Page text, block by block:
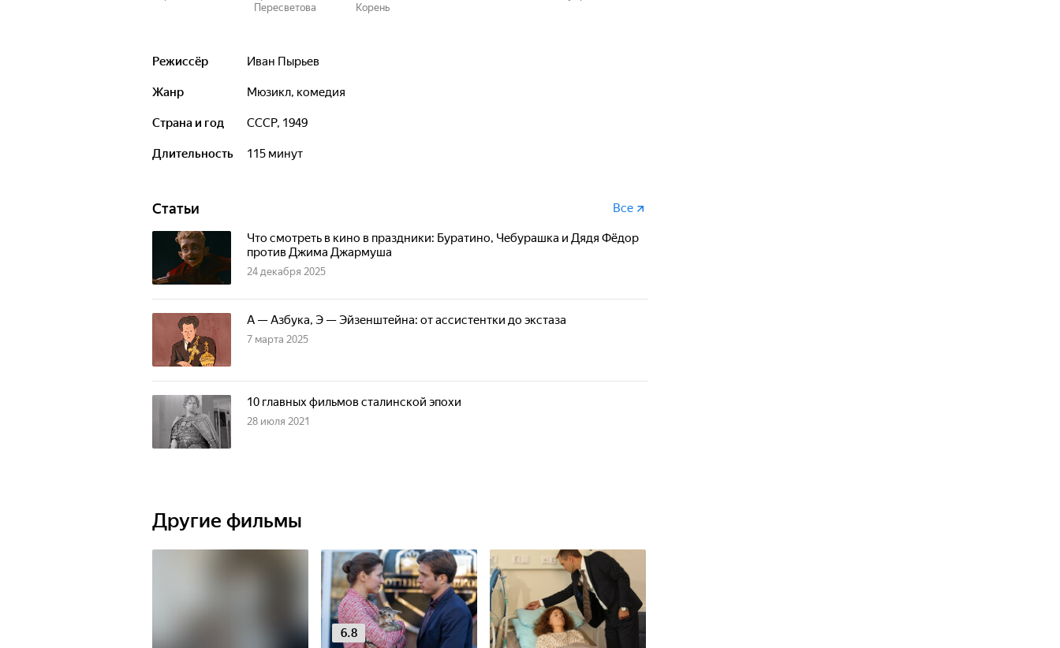
Пересветова
Корень
Режиссёр Иван Пырьев
Жанр мюзикл, комедия
Страна и год СССР, 1949
Длительность 115 минут
Статьи Все
Что смотреть в кино в праздники: Буратино, Чебурашка и Дядя Фёдор
против Джима Джармуша
24 декабря 2025
А — Азбука, Э — Эйзенштейна: от ассистентки до экстаза
7 марта 2025
10 главных фильмов сталинской эпохи
28 июля 2021
Другие фильмы
6.8